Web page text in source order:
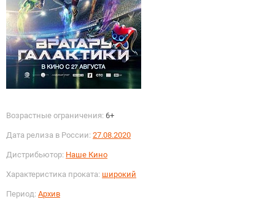
Возрастные ограничения: 6+
Дата релиза в России: 27.08.2020
Дистрибьютор: Наше Кино
Характеристика проката: широкий
Период: Архив